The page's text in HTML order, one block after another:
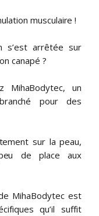
musculaire !
s’est arrêtée sur
canapé ?
MihaBodytec, un
pour des
sur la peau,
de place aux
MihaBodytec est
qu’il suffit